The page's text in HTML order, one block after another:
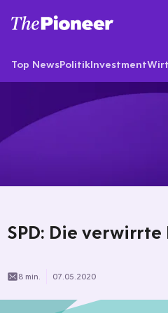
Top NewsPolitikInvestment
SPD: Die verwirrte
8 min. 07.05.2020